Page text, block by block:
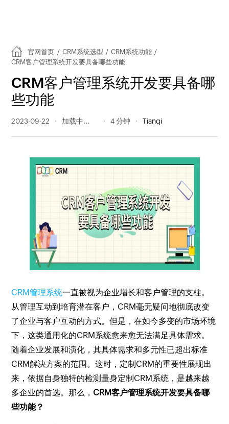
官网首页 / CRM系统选型 / CRM系统功能 /
CRM客户管理系统开发要具备哪些功能
CRM客户管理系统开发要具备哪
些功能
2023-09-22 260 阅读量 4 分钟 Tianqi
CRM管理系统一直被视为企业增长和客户管理的支柱。
从管理互动到培育潜在客户，CRM毫无疑问地彻底改变
了企业与客户互动的方式。但是，在如今多变的市场环境
下，这类通用化的CRM系统愈来愈无法满足具体需求。
随着企业发展和演化，其具体需求和多元性已超出标准
CRM解决方案的范围。这时，定制CRM的重要性展现出
来，依据自身独特的检测量身定制CRM系统，是越来越
多企业的首选。那么， CRM客户管理系统开发要具备哪
些功能？